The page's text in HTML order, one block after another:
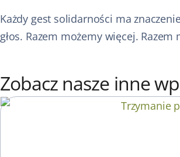
Każdy gest solidarności ma
głos. Razem możemy więcej.
Zobacz nasze inne